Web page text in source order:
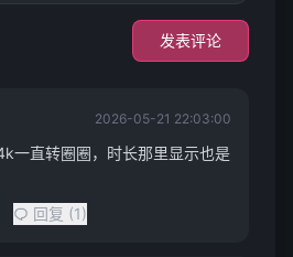
发表评论
2026-05-21 22:03:00
一直转圈圈，时长那里显示也是
回复 (1)